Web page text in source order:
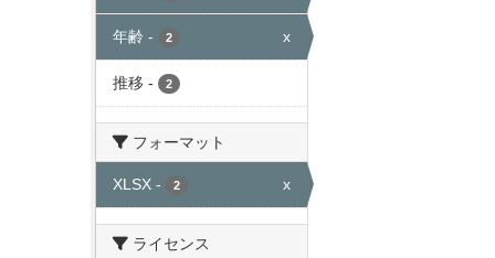
年齢 - 2 x
推移 - 2
フォーマット
XLSX - 2 x
ライセンス